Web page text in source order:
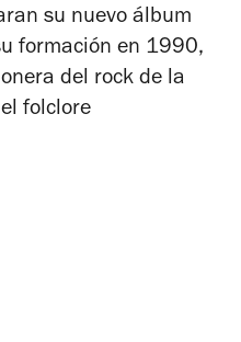
su nuevo álbum
formación en 1990,
del rock de la
folclore